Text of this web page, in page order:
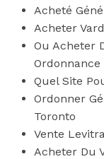
Acheté
Acheter
Ou Acheter
Quel Site
Ordonner
Toronto
Vente
Acheter Du